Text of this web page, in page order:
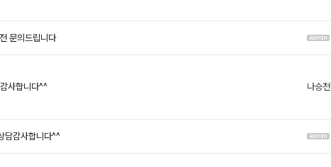
문의드립니다
사합니다^^ 나승천
담감사합니다^^